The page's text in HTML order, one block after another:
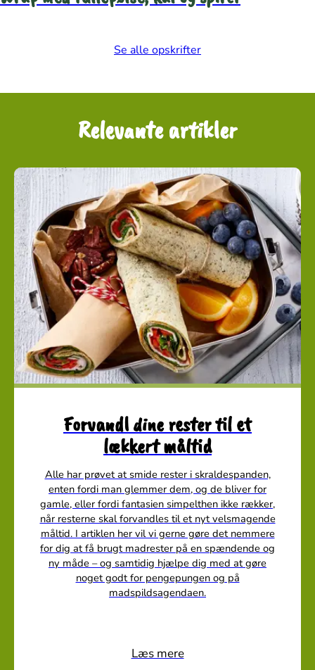
Se alle opskrifter
Relevante artikler
Forvandl dine rester til et
lækkert måltid
Alle har prøvet at smide rester i skraldespanden,
enten fordi man glemmer dem, og de bliver for
gamle, eller fordi fantasien simpelthen ikke rækker,
når resterne skal forvandles til et nyt velsmagende
måltid. I artiklen her vil vi gerne gøre det nemmere
for dig at få brugt madrester på en spændende og
ny måde – og samtidig hjælpe dig med at gøre
noget godt for pengepungen og på
madspildsagendaen.
Læs mere